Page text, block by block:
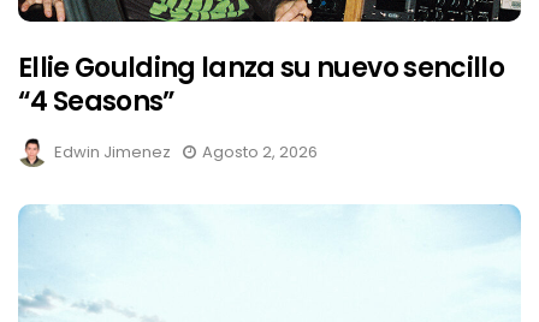
Ellie Goulding lanza su nuevo sencillo
“4 Seasons”
Edwin Jimenez Agosto 2, 2026